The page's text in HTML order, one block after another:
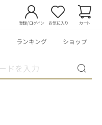
登録/ログイン お気に入り カート
ランキング ショップ